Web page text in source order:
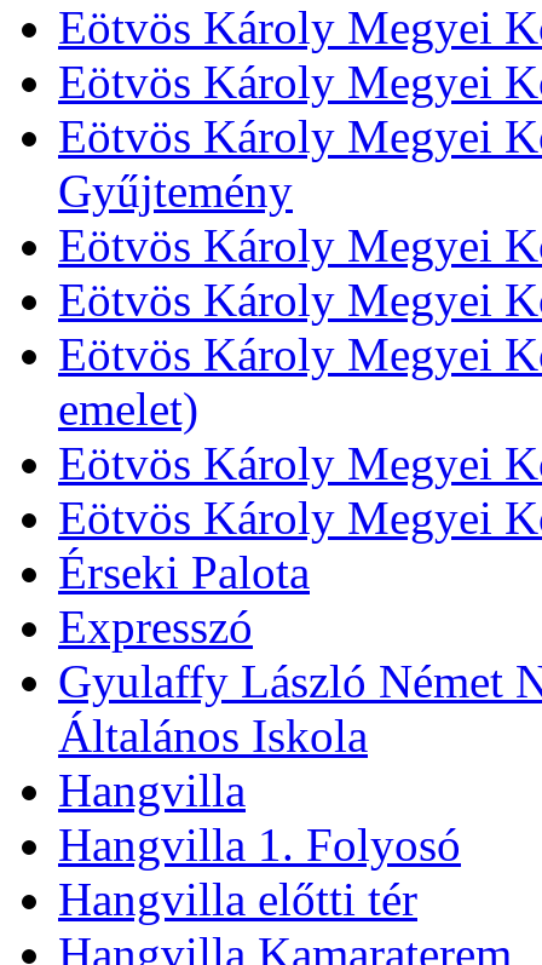
Eötvös Károly Megyei
Eötvös Károly Megyei
Eötvös Károly Megyei
Gyűjtemény
Eötvös Károly Megyei
Eötvös Károly Megyei
Eötvös Károly Megyei
emelet)
Eötvös Károly Megyei
Eötvös Károly Megyei
Érseki Palota
Expresszó
Gyulaffy László Német
Általános Iskola
Hangvilla
Hangvilla 1. Folyosó
Hangvilla előtti tér
Hangvilla Kamaraterem